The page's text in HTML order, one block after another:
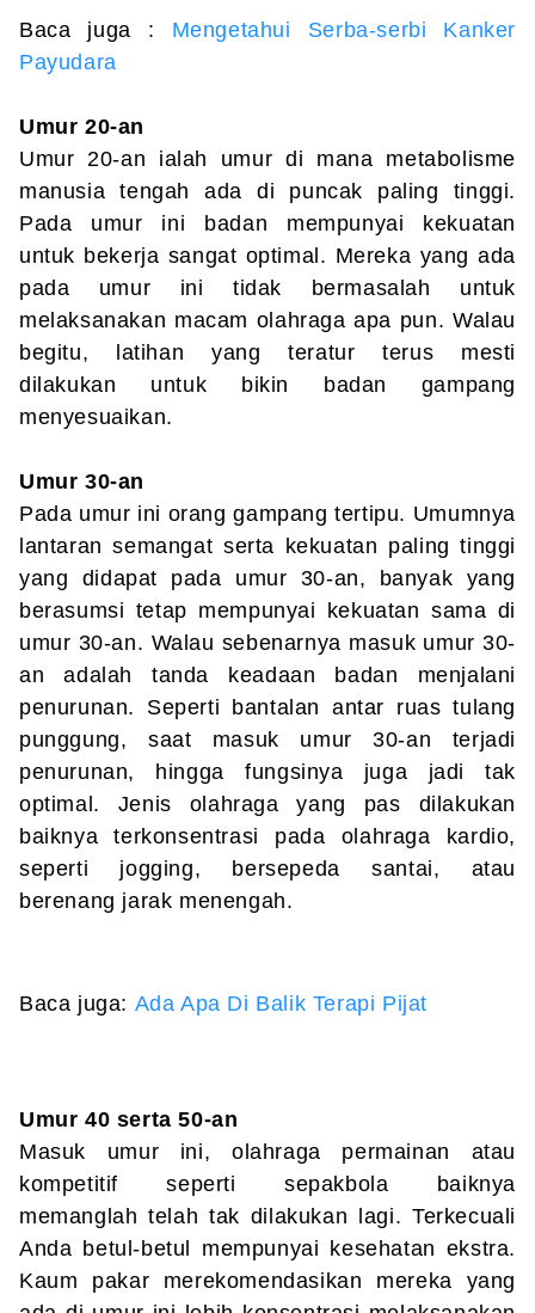
Baca juga : Mengetahui Serba-serbi Kanker
Payudara
Umur 20-an
Umur 20-an ialah umur di mana metabolisme
manusia tengah ada di puncak paling tinggi.
Pada umur ini badan mempunyai kekuatan
untuk bekerja sangat optimal. Mereka yang ada
pada umur ini tidak bermasalah untuk
melaksanakan macam olahraga apa pun. Walau
begitu, latihan yang teratur terus mesti
dilakukan untuk bikin badan gampang
menyesuaikan.
Umur 30-an
Pada umur ini orang gampang tertipu. Umumnya
lantaran semangat serta kekuatan paling tinggi
yang didapat pada umur 30-an, banyak yang
berasumsi tetap mempunyai kekuatan sama di
umur 30-an. Walau sebenarnya masuk umur 30-
an adalah tanda keadaan badan menjalani
penurunan. Seperti bantalan antar ruas tulang
punggung, saat masuk umur 30-an terjadi
penurunan, hingga fungsinya juga jadi tak
optimal. Jenis olahraga yang pas dilakukan
baiknya terkonsentrasi pada olahraga kardio,
seperti jogging, bersepeda santai, atau
berenang jarak menengah.
Baca juga: Ada Apa Di Balik Terapi Pijat
Umur 40 serta 50-an
Masuk umur ini, olahraga permainan atau
kompetitif seperti sepakbola baiknya
memanglah telah tak dilakukan lagi. Terkecuali
Anda betul-betul mempunyai kesehatan ekstra.
Kaum pakar merekomendasikan mereka yang